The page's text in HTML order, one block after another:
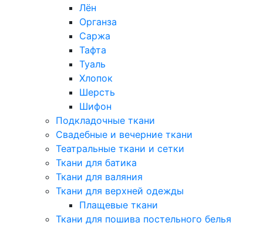
Лён
Органза
Саржа
Тафта
Туаль
Хлопок
Шерсть
Шифон
Подкладочные ткани
Свадебные и вечерние ткани
Театральные ткани и сетки
Ткани для батика
Ткани для валяния
Ткани для верхней одежды
Плащевые ткани
Ткани для пошива постельного белья